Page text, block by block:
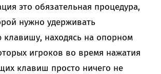
это обязательная процедура,
нужно удерживать
клавишу, находясь на опорном
игроков во время нажатия
клавиш просто ничего не